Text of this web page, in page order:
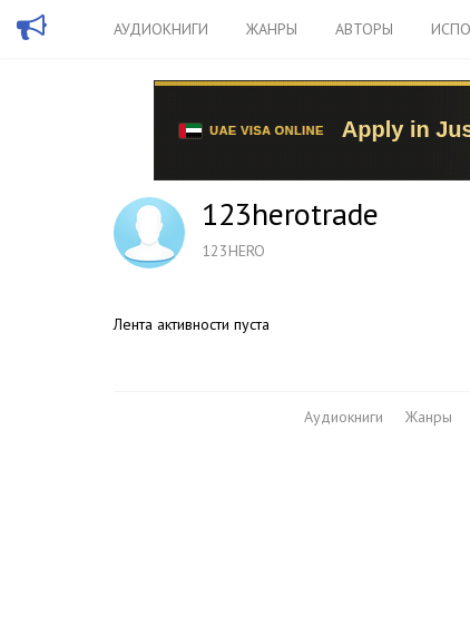
АУДИОКНИГИ ЖАНРЫ АВТОРЫ
123herotrade
123HERO
Лента активности пуста
Аудиокниги Жанры